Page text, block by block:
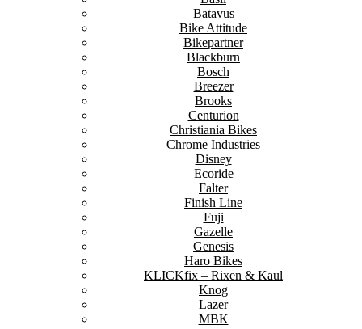
Batavus
Bike Attitude
Bikepartner
Blackburn
Bosch
Breezer
Brooks
Centurion
Christiania Bikes
Chrome Industries
Disney
Ecoride
Falter
Finish Line
Fuji
Gazelle
Genesis
Haro Bikes
KLICKfix – Rixen & Kaul
Knog
Lazer
MBK